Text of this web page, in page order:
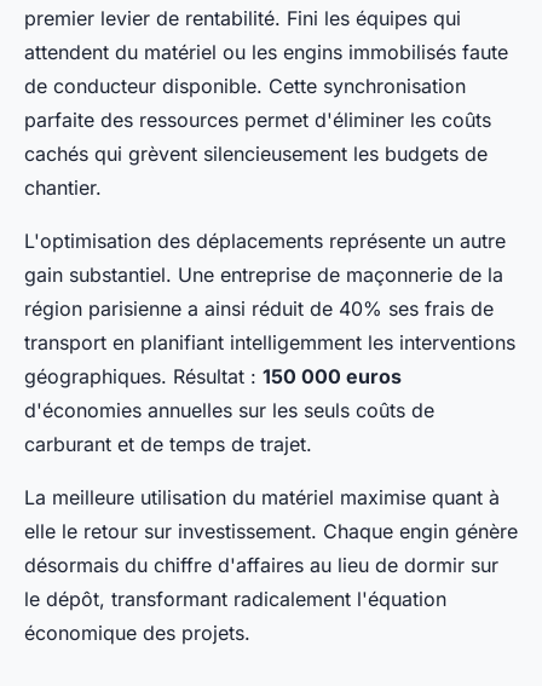
premier levier de rentabilité. Fini les équipes qui
attendent du matériel ou les engins immobilisés faute
de conducteur disponible. Cette synchronisation
parfaite des ressources permet d'éliminer les coûts
cachés qui grèvent silencieusement les budgets de
chantier.
L'optimisation des déplacements représente un autre
gain substantiel. Une entreprise de maçonnerie de la
région parisienne a ainsi réduit de 40% ses frais de
transport en planifiant intelligemment les interventions
géographiques. Résultat : 150 000 euros
d'économies annuelles sur les seuls coûts de
carburant et de temps de trajet.
La meilleure utilisation du matériel maximise quant à
elle le retour sur investissement. Chaque engin génère
désormais du chiffre d'affaires au lieu de dormir sur
le dépôt, transformant radicalement l'équation
économique des projets.